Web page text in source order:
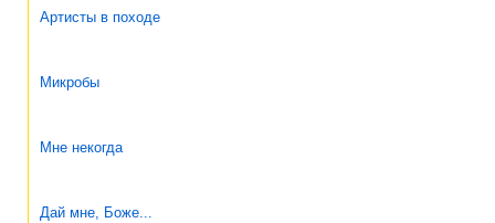
Артисты в походе
Микробы
Мне некогда
Дай мне, Боже...